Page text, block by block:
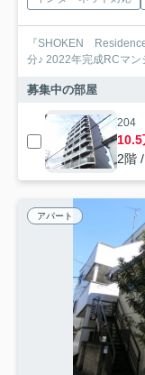
『SHOKEN
分♪ 2022年完成RCマン
募集中の部屋
204
10.5
2階
アパート